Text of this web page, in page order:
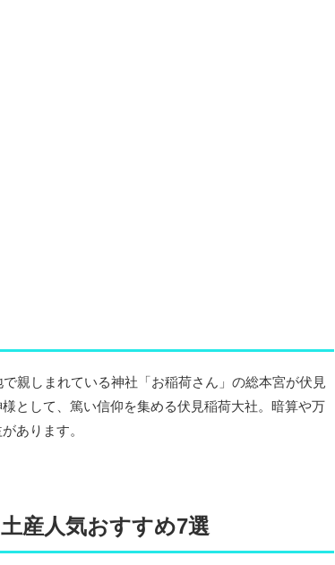
親しまれている神社「お稲荷さん」の総本宮が伏見
として、篤い信仰を集める伏見稲荷大社。暗算や万
あります。
産人気おすすめ7選